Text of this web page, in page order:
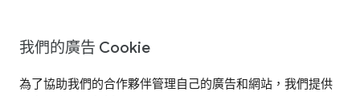
我們的廣告 Cookie
為了協助我們的合作夥伴管理自己的廣告和網站，我們提供